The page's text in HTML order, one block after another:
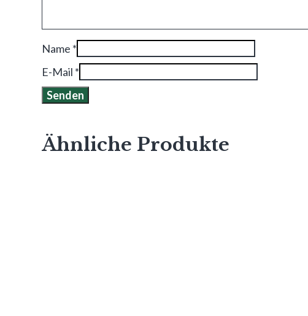
Name *
E-Mail *
Ähnliche Produkte